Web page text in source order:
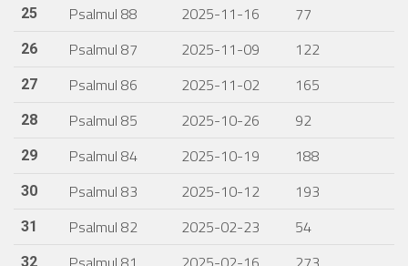
25 Psalmul 88 2025-11-16 77
26 Psalmul 87 2025-11-09 122
27 Psalmul 86 2025-11-02 165
28 Psalmul 85 2025-10-26 92
29 Psalmul 84 2025-10-19 188
30 Psalmul 83 2025-10-12 193
31 Psalmul 82 2025-02-23 54
32